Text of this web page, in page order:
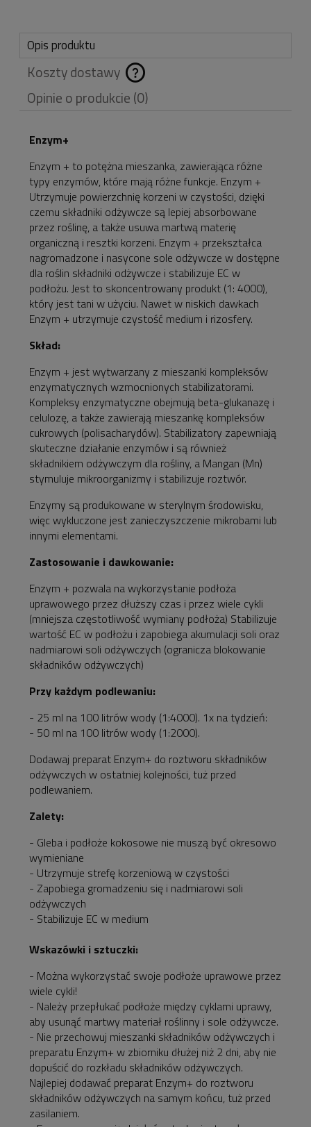
Opis produktu
Koszty dostawy
Cena nie zawiera
ewentualnych kosztów
płatności
Opinie o produkcie (0)
Enzym+
Enzym + to potężna mieszanka, zawierająca różne
typy enzymów, które mają różne funkcje. Enzym +
Utrzymuje powierzchnię korzeni w czystości, dzięki
czemu składniki odżywcze są lepiej absorbowane
przez roślinę, a także usuwa martwą materię
organiczną i resztki korzeni. Enzym + przekształca
nagromadzone i nasycone sole odżywcze w dostępne
dla roślin składniki odżywcze i stabilizuje EC w
podłożu. Jest to skoncentrowany produkt (1: 4000),
który jest tani w użyciu. Nawet w niskich dawkach
Enzym + utrzymuje czystość medium i rizosfery.
Skład:
Enzym + jest wytwarzany z mieszanki kompleksów
enzymatycznych wzmocnionych stabilizatorami.
Kompleksy enzymatyczne obejmują beta-glukanazę i
celulozę, a także zawierają mieszankę kompleksów
cukrowych (polisacharydów). Stabilizatory zapewniają
skuteczne działanie enzymów i są również
składnikiem odżywczym dla rośliny, a Mangan (Mn)
stymuluje mikroorganizmy i stabilizuje roztwór.
Enzymy są produkowane w sterylnym środowisku,
więc wykluczone jest zanieczyszczenie mikrobami lub
innymi elementami.
Zastosowanie i dawkowanie:
Enzym + pozwala na wykorzystanie podłoża
uprawowego przez dłuższy czas i przez wiele cykli
(mniejsza częstotliwość wymiany podłoża) Stabilizuje
wartość EC w podłożu i zapobiega akumulacji soli oraz
nadmiarowi soli odżywczych (ogranicza blokowanie
składników odżywczych)
Przy każdym podlewaniu:
- 25 ml na 100 litrów wody (1:4000). 1x na tydzień:
- 50 ml na 100 litrów wody (1:2000).
Dodawaj preparat Enzym+ do roztworu składników
odżywczych w ostatniej kolejności, tuż przed
podlewaniem.
Zalety:
- Gleba i podłoże kokosowe nie muszą być okresowo
wymieniane
- Utrzymuje strefę korzeniową w czystości
- Zapobiega gromadzeniu się i nadmiarowi soli
odżywczych
- Stabilizuje EC w medium
Wskazówki i sztuczki:
- Można wykorzystać swoje podłoże uprawowe przez
wiele cykli!
- Należy przepłukać podłoże między cyklami uprawy,
aby usunąć martwy materiał roślinny i sole odżywcze.
- Nie przechowuj mieszanki składników odżywczych i
preparatu Enzym+ w zbiorniku dłużej niż 2 dni, aby nie
dopuścić do rozkładu składników odżywczych.
Najlepiej dodawać preparat Enzym+ do roztworu
składników odżywczych na samym końcu, tuż przed
zasilaniem.